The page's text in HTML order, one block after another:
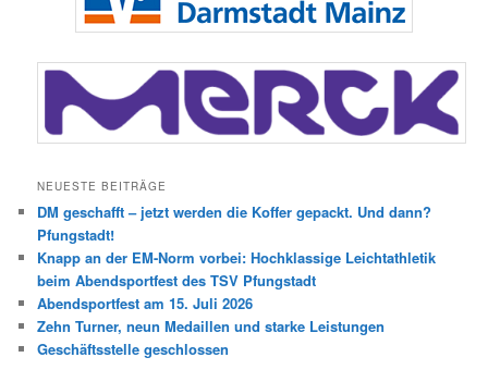
NEUESTE BEITRÄGE
DM geschafft – jetzt werden die Koffer gepackt. Und dann?
Pfungstadt!
Knapp an der EM-Norm vorbei: Hochklassige Leichtathletik
beim Abendsportfest des TSV Pfungstadt
Abendsportfest am 15. Juli 2026
Zehn Turner, neun Medaillen und starke Leistungen
Geschäftsstelle geschlossen